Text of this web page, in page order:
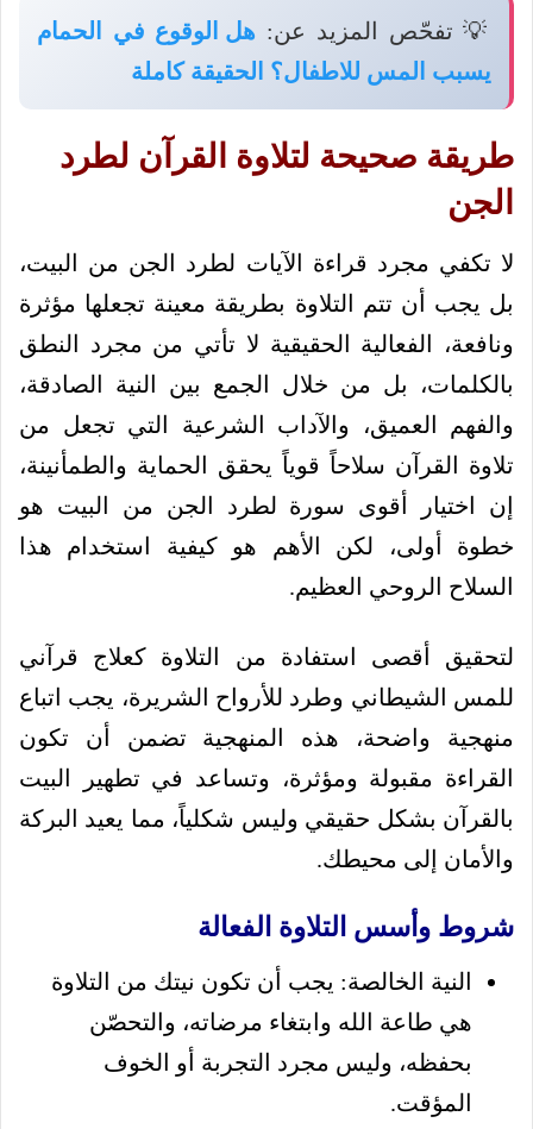
💡 تفحّص المزيد عن: هل الوقوع في الحمام
يسبب المس للاطفال؟ الحقيقة كاملة
طريقة صحيحة لتلاوة القرآن لطرد
الجن
لا تكفي مجرد قراءة الآيات لطرد الجن من البيت،
بل يجب أن تتم التلاوة بطريقة معينة تجعلها مؤثرة
ونافعة، الفعالية الحقيقية لا تأتي من مجرد النطق
بالكلمات، بل من خلال الجمع بين النية الصادقة،
والفهم العميق، والآداب الشرعية التي تجعل من
تلاوة القرآن سلاحاً قوياً يحقق الحماية والطمأنينة،
إن اختيار أقوى سورة لطرد الجن من البيت هو
خطوة أولى، لكن الأهم هو كيفية استخدام هذا
السلاح الروحي العظيم.
لتحقيق أقصى استفادة من التلاوة كعلاج قرآني
للمس الشيطاني وطرد للأرواح الشريرة، يجب اتباع
منهجية واضحة، هذه المنهجية تضمن أن تكون
القراءة مقبولة ومؤثرة، وتساعد في تطهير البيت
بالقرآن بشكل حقيقي وليس شكلياً، مما يعيد البركة
والأمان إلى محيطك.
شروط وأسس التلاوة الفعالة
النية الخالصة: يجب أن تكون نيتك من التلاوة
هي طاعة الله وابتغاء مرضاته، والتحصّن
بحفظه، وليس مجرد التجربة أو الخوف
المؤقت.